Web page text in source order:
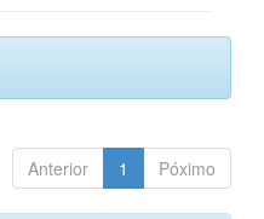
Anterior 1 Póximo